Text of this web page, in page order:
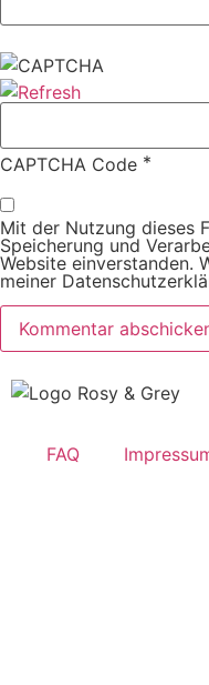
CAPTCHA Code *
Mit der Nutzung dieses
Speicherung und
Website einverstanden.
meiner
FAQ